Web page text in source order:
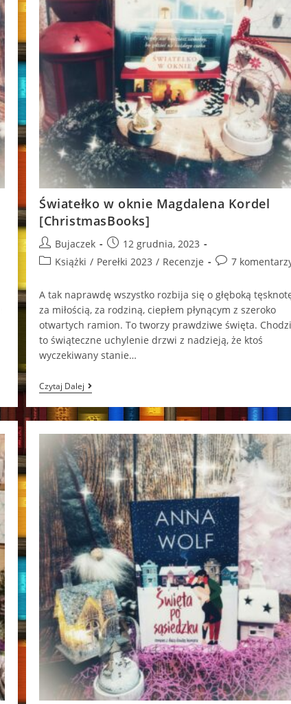
Światełko w oknie Magdalena Kordel
[ChristmasBooks]
Post
author:
Bujaczek
Post
published:
12 grudnia, 2023
PostKsiążki / Perełki 2023 / Recenzje
Post7
A tak naprawdę wszystko rozbija się o głęboką
za miłością, za rodziną, ciepłem płynącym z szeroko
otwartych ramion. To tworzy prawdziwe święta.
to świąteczne uchylenie drzwi z nadzieją, że ktoś
wyczekiwany stanie…
Czytaj Dalej Światełko
W
Oknie
Magdalena
[ChristmasBooks]